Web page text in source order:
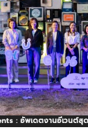
: อัพเดตงานอีเวนต์สุ